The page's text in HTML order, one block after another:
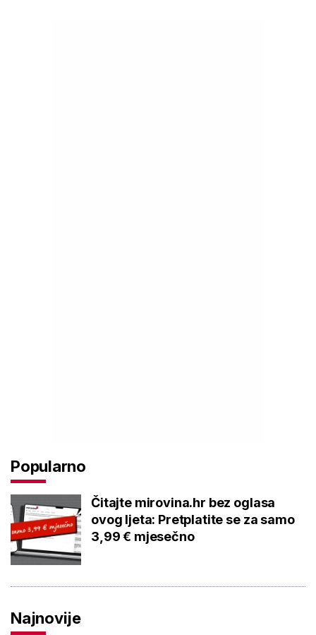
Popularno
Čitajte mirovina.hr bez oglasa
ovog ljeta: Pretplatite se za samo
3,99 € mjesečno
Najnovije